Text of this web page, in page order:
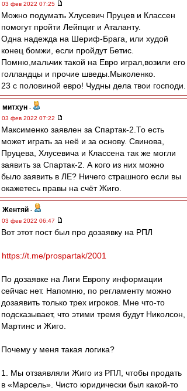
03 фев 2022 07:25
Можно подумать Хлусевич Пруцев и Классен
помогут пройти Лейпциг и Аталанту.
Одна надежда на Шериф-Брага, или худой
конец бомжи, если пройдут Бетис.
Помню,мальчик такой на Евро играл,возили его
голландцы и прочие шведы.Мыколенко.
23 с половиной евро! Чудны дела твои господи.
митхун -
03 фев 2022 07:22
Максименко заявлен за Спартак-2.То есть
может играть за неё и за основу. Свинова,
Пруцева, Хлусевича и Классена так же могли
заявить за Спартак-2. А кого из них можно
было заявить в ЛЕ? Ничего страшного если вы
окажетесь правы на счёт Жиго.
Жентяй -
03 фев 2022 06:47
Вот этот пост был про дозаявку на РПЛ
https://t.me/prospartak/2001
По дозаявке на Лиги Европу информации
сейчас нет. Напомню, по регламенту можно
дозаявить только трех игроков. Мне что-то
подсказывает, что этими тремя будут Николсон,
Мартинс и Жиго.
Почему у меня такая логика?
1. Мы отзаявляли Жиго из РПЛ, чтобы продать
в «Марсель». Чисто юридически был какой-то